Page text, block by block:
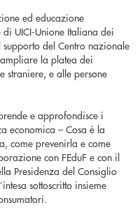
ed educazione
UICI-Unione Italiana dei
del Centro nazionale
ampliare la platea dei
straniere, e alle persone
e approfondisce i
economica – Cosa è la
come prevenirla e come
con FEduF e con il
Presidenza del Consiglio
sottoscritto insieme